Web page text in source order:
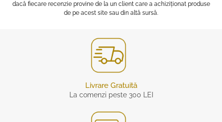
dacă fiecare recenzie provine de la un client care a achiziționat produse
de pe acest site sau din altă sursă.
Livrare Gratuită
La comenzi peste 300 LEI